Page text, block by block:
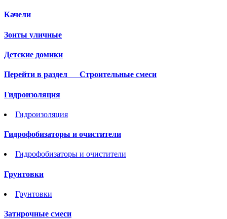
Качели
Зонты уличные
Детские домики
Перейти в раздел Строительные смеси
Гидроизоляция
Гидроизоляция
Гидрофобизаторы и очистители
Гидрофобизаторы и очистители
Грунтовки
Грунтовки
Затирочные смеси